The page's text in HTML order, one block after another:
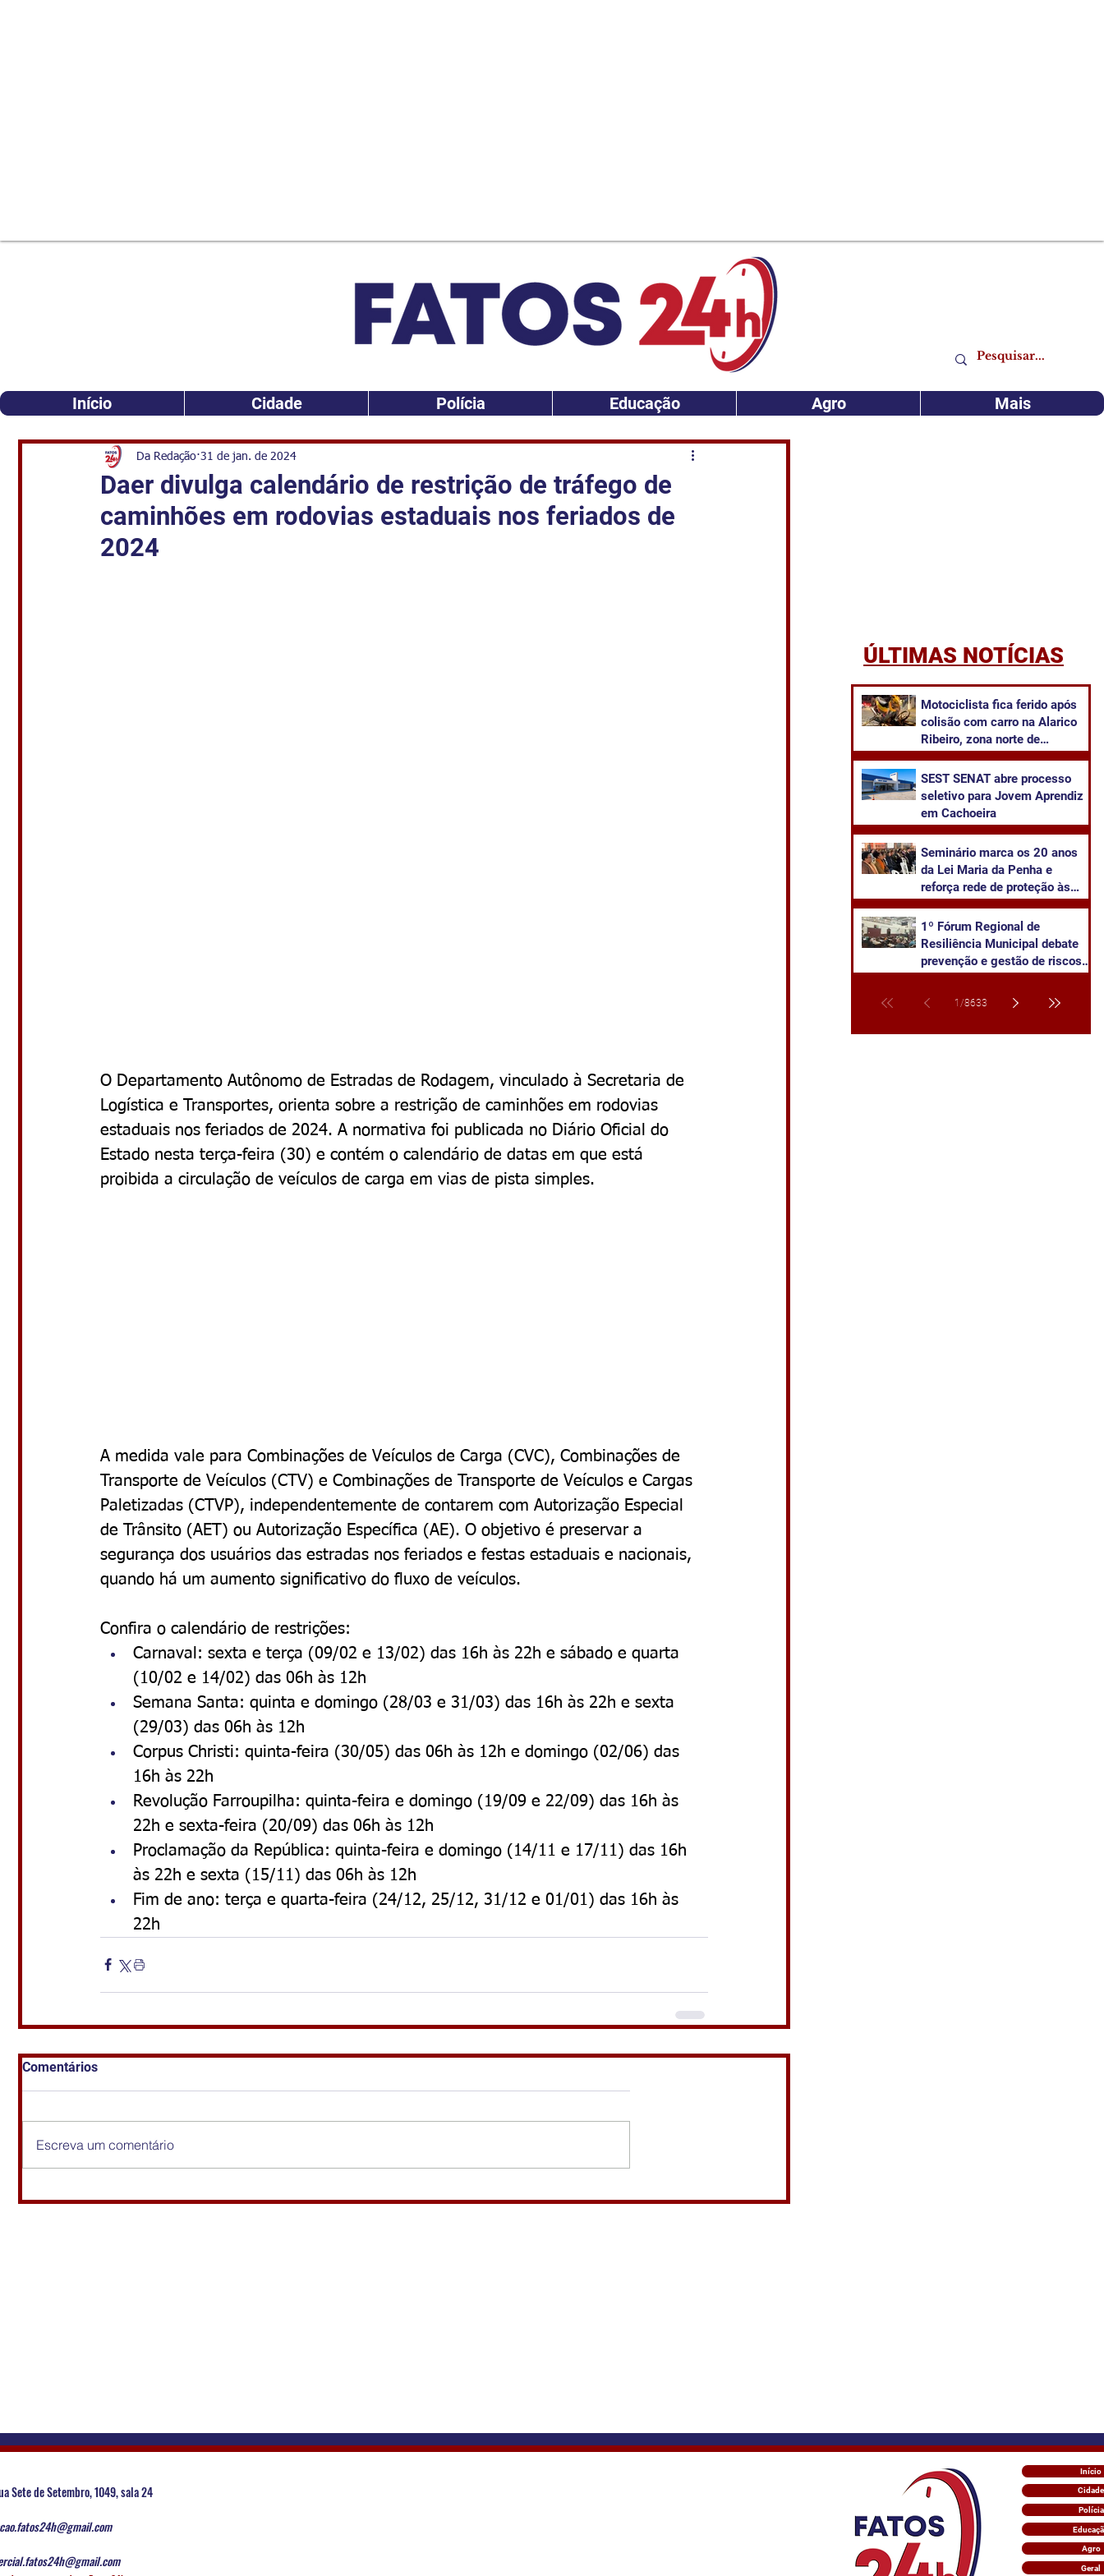
Início Cidade Polícia Educação Agro Mais
Daer divulga calendário de restrição de tráfego de
caminhões em rodovias estaduais nos feriados de
2024
Da Redação 31 de jan. de 2024
O Departamento Autônomo de Estradas de Rodagem, vinculado à Secretaria de
Logística e Transportes, orienta sobre a restrição de caminhões em rodovias
estaduais nos feriados de 2024. A normativa foi publicada no Diário Oficial do
Estado nesta terça-feira (30) e contém o calendário de datas em que está
proibida a circulação de veículos de carga em vias de pista simples.
A medida vale para Combinações de Veículos de Carga (CVC), Combinações de
Transporte de Veículos (CTV) e Combinações de Transporte de Veículos e Cargas
Paletizadas (CTVP), independentemente de contarem com Autorização Especial
de Trânsito (AET) ou Autorização Específica (AE). O objetivo é preservar a
segurança dos usuários das estradas nos feriados e festas estaduais e nacionais,
quando há um aumento significativo do fluxo de veículos.
Confira o calendário de restrições:
Carnaval: sexta e terça (09/02 e 13/02) das 16h às 22h e sábado e quarta
(10/02 e 14/02) das 06h às 12h
Semana Santa: quinta e domingo (28/03 e 31/03) das 16h às 22h e sexta
(29/03) das 06h às 12h
Corpus Christi: quinta-feira (30/05) das 06h às 12h e domingo (02/06) das
16h às 22h
Revolução Farroupilha: quinta-feira e domingo (19/09 e 22/09) das 16h às
22h e sexta-feira (20/09) das 06h às 12h
Proclamação da República: quinta-feira e domingo (14/11 e 17/11) das 16h
às 22h e sexta (15/11) das 06h às 12h
Fim de ano: terça e quarta-feira (24/12, 25/12, 31/12 e 01/01) das 16h às
22h
Comentários
Escreva um comentário
ÚLTIMAS NOTÍCIAS
Motociclista fica ferido após
colisão com carro na Alarico
Ribeiro, zona norte de
SEST SENAT abre processo
seletivo para Jovem Aprendiz
em Cachoeira
Seminário marca os 20 anos
da Lei Maria da Penha e
reforça rede de proteção às
1º Fórum Regional de
Resiliência Municipal debate
prevenção e gestão de riscos
Sul
1 /8633
Sete de Setembro, 1049, sala 24
Início
Cidade
Polícia
Agro
Geral